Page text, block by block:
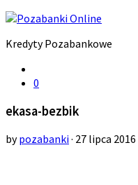
Kredyty Pozabankowe
0
ekasa-bezbik
bypozabanki· 27 lipca 2016